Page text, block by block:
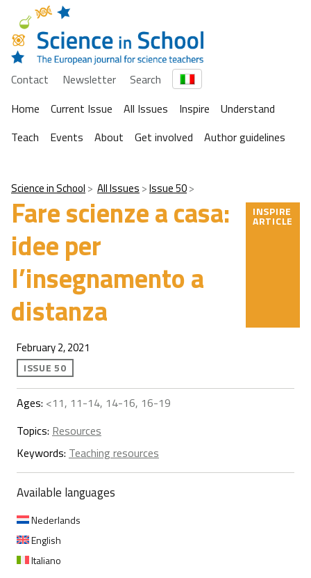
Contact Newsletter
Search
Home
Current Issue All Issues Inspire
Understand
Teach
Events About Get involved Author guidelines
Science in School All Issues Issue 50
Fare scienze a casa:
idee per
l’insegnamento a
distanza
INSPIRE
ARTICLE
February 2, 2021
ISSUE 50
Ages: <11, 11-14, 14-16, 16-19
Topics: Resources
Keywords: Teaching resources
Available languages
Nederlands
English
Italiano